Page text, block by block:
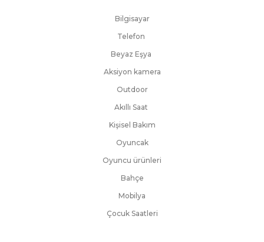
Bilgisayar
Telefon
Beyaz Eşya
Aksiyon kamera
Outdoor
Akıllı Saat
Kişisel Bakım
Oyuncak
Oyuncu ürünleri
Bahçe
Mobilya
Çocuk Saatleri